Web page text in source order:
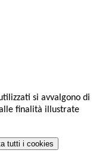
si avvalgono di
finalità illustrate
tutti i cookies